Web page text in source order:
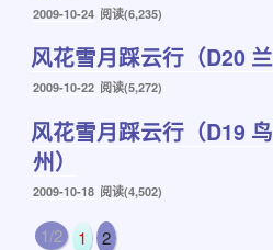
发
于
2009-10-24 阅读(6,235)
风花雪月踩云行（D20
发
于
2009-10-22 阅读(5,272)
风花雪月踩云行（D19
州）
发
于
2009-10-18 阅读(4,502)
1/2 1 2